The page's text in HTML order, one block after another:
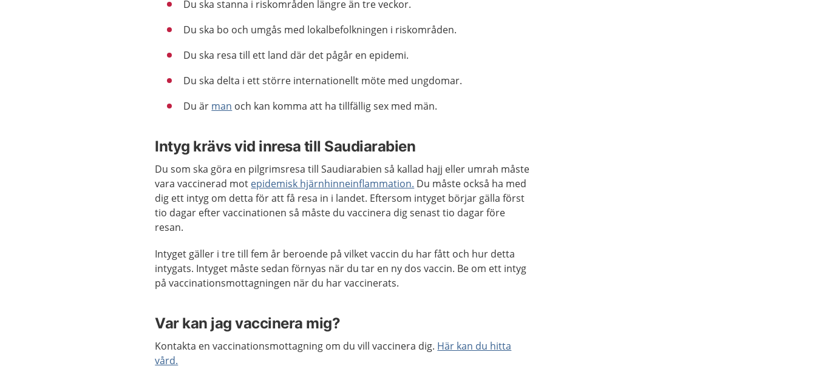
Du ska stanna i riskområden längre än tre veckor.
Du ska bo och umgås med lokalbefolkningen i riskområden.
Du ska resa till ett land där det pågår en epidemi.
Du ska delta i ett större internationellt möte med ungdomar.
Du är man och kan komma att ha tillfällig sex med män.
Intyg krävs vid inresa till Saudiarabien
Du som ska göra en pilgrimsresa till Saudiarabien så kallad hajj eller umrah måste
vara vaccinerad mot epidemisk hjärnhinneinflammation. Du måste också ha med
dig ett intyg om detta för att få resa in i landet. Eftersom intyget börjar gälla först
tio dagar efter vaccinationen så måste du vaccinera dig senast tio dagar före
resan.
Intyget gäller i tre till fem år beroende på vilket vaccin du har fått och hur detta
intygats. Intyget måste sedan förnyas när du tar en ny dos vaccin. Be om ett intyg
på vaccinationsmottagningen när du har vaccinerats.
Var kan jag vaccinera mig?
Kontakta en vaccinationsmottagning om du vill vaccinera dig. Här kan du hitta
vård.